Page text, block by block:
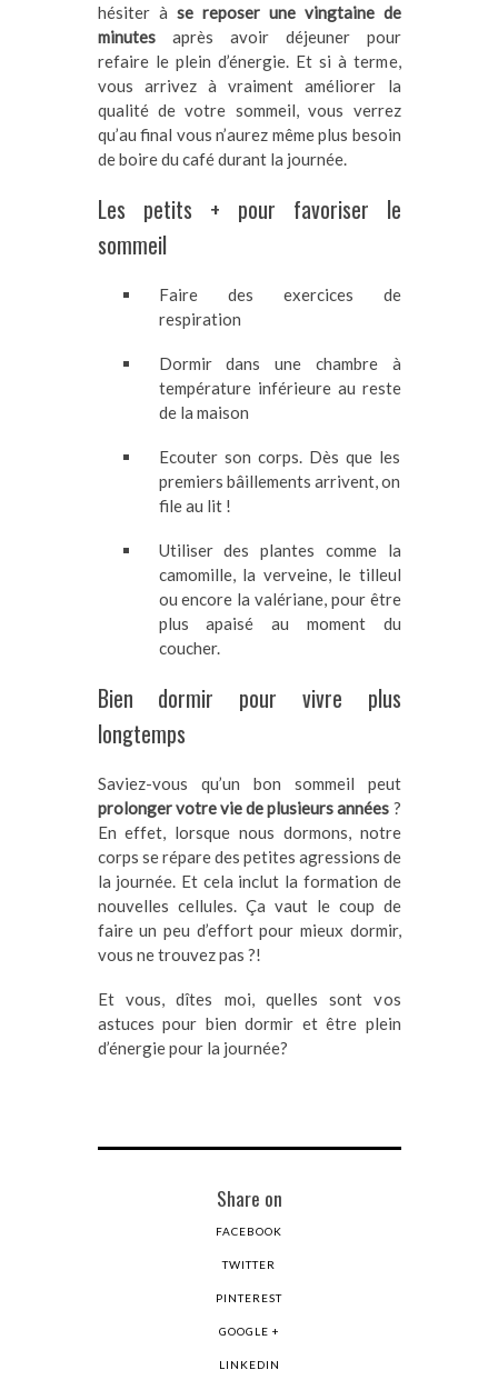
hésiter à se reposer une vingtaine de
minutesaprès avoir déjeuner pour
refaire le plein d’énergie. Et si à terme,
vous arrivez à vraiment améliorer la
qualité de votre sommeil, vous verrez
qu’au final vous n’aurez même plus besoin
de boire du café durant la journée.
Les petits + pour favoriser le
sommeil
Faire des exercices de
respiration
Dormir dans une chambre à
température inférieure au reste
de la maison
Ecouter son corps. Dès que les
premiers bâillements arrivent, on
file au lit !
Utiliser des plantes comme la
camomille, la verveine, le tilleul
ou encore la valériane, pour être
plus apaisé au moment du
coucher.
Bien dormir pour vivre plus
longtemps
Saviez-vous qu’un bon sommeil peut
prolonger votre vie de plusieurs années ?
En effet, lorsque nous dormons, notre
corps se répare des petites agressions de
la journée. Et cela inclut la formation de
nouvelles cellules. Ça vaut le coup de
faire un peu d’effort pour mieux dormir,
vous ne trouvez pas ?!
Et vous, dîtes moi, quelles sont vos
astuces pour bien dormir et être plein
d’énergie pour la journée?
Share on
FACEBOOK
TWITTER
PINTEREST
GOOGLE +
LINKEDIN